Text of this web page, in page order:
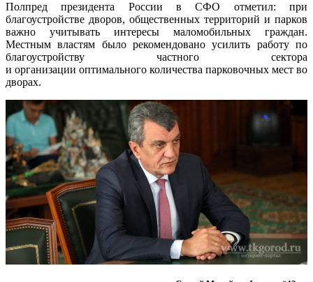
Полпред президента России в СФО отметил: при
благоустройстве дворов, общественных территорий и парков
важно учитывать интересы маломобильных граждан.
Местным властям было рекомендовано усилить работу по
благоустройству частного сектора
и организации оптимального количества парковочных мест во
дворах.